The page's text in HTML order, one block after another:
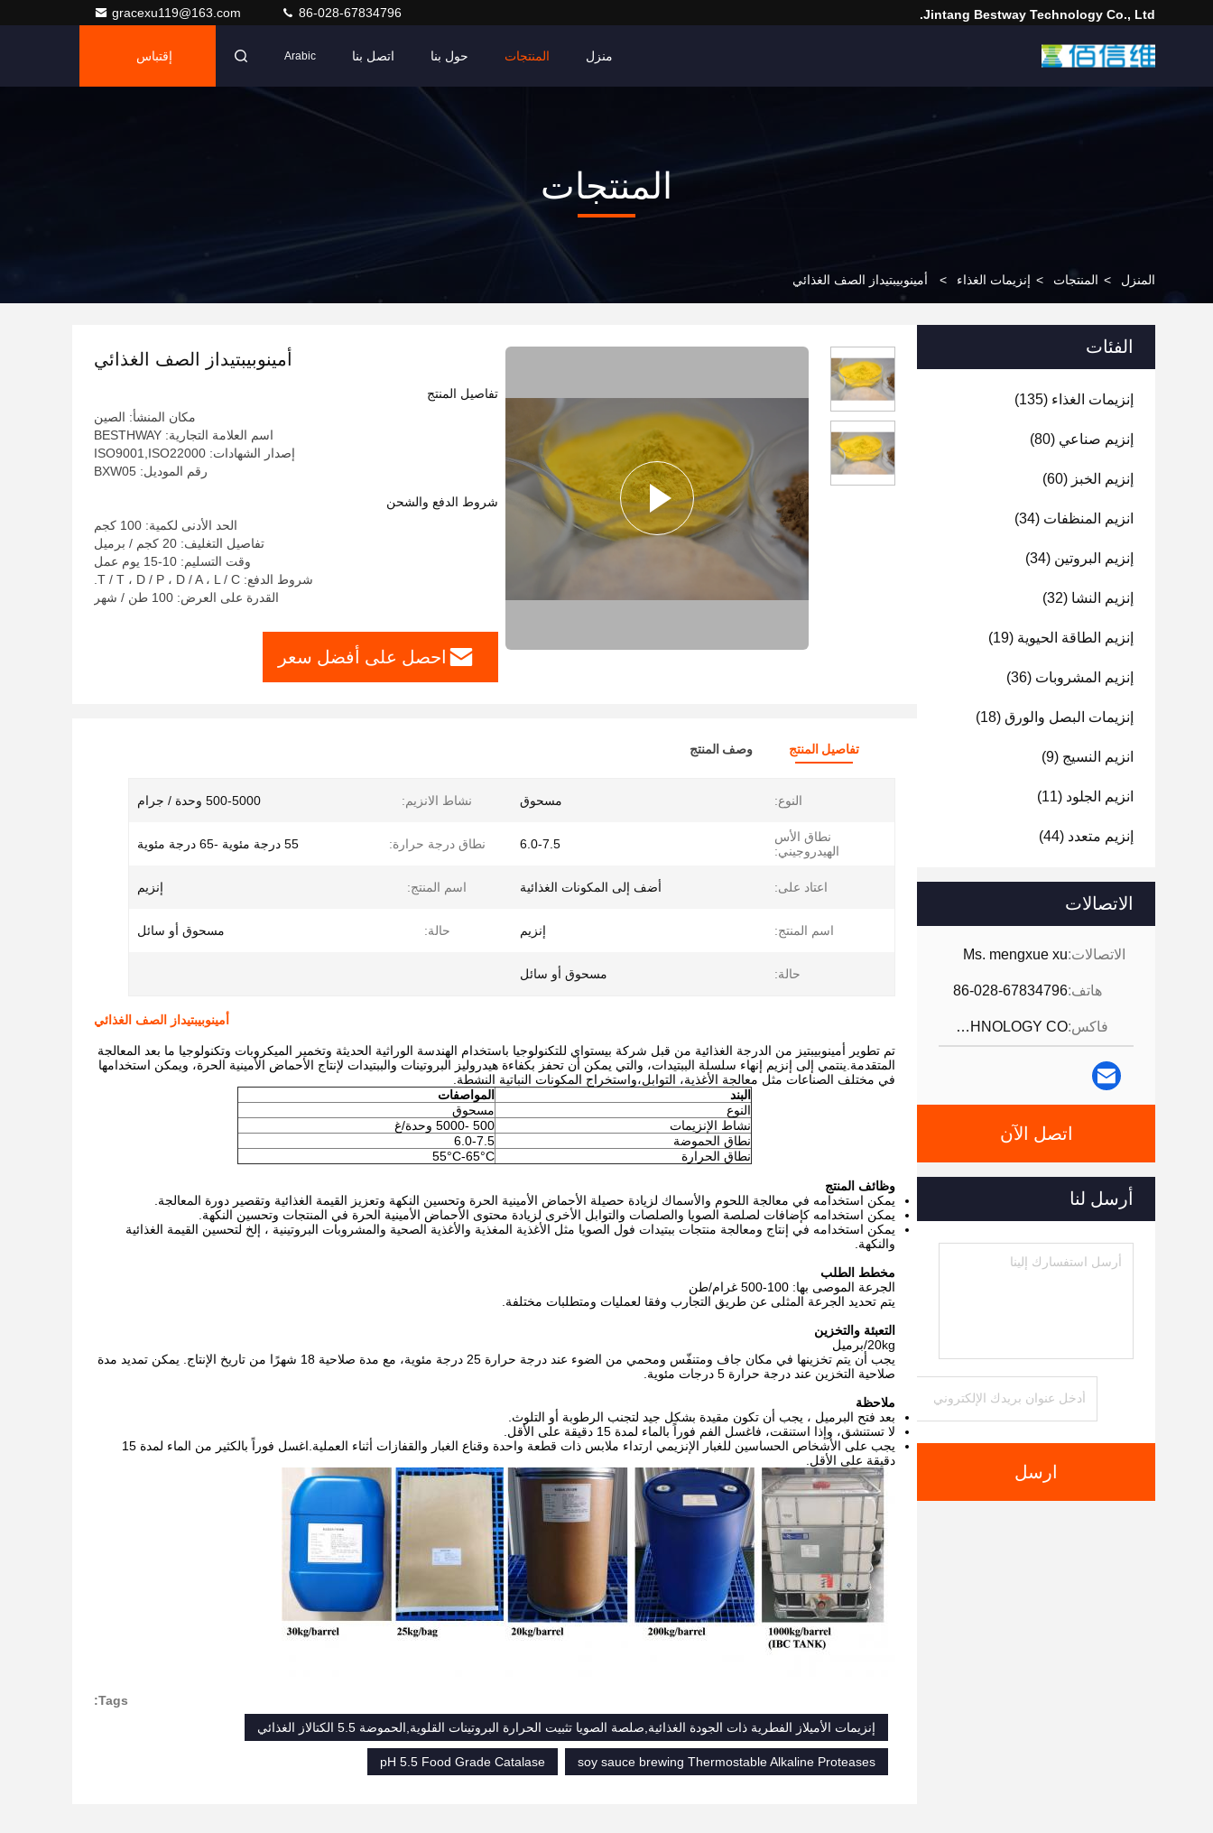
Jintang Bestway Technology Co., Ltd.
gracexu119@163.com 86-028-67834796
منزل المنتجات حول بنا اتصل بنا Arabic إقتباس
المنتجات
المنزل > المنتجات > إنزيمات الغذاء > أمينوبيبتيداز الصف الغذائي
الفئات
إنزيمات الغذاء (135)
إنزيم صناعي (80)
إنزيم الخبز (60)
انزيم المنظفات (34)
إنزيم البروتين (34)
إنزيم النشا (32)
إنزيم الطاقة الحيوية (19)
إنزيم المشروبات (36)
إنزيمات البصل والورق (18)
انزيم النسيج (9)
انزيم الجلود (11)
إنزيم متعدد (44)
الاتصالات
الاتصالات:Ms. mengxue xu
هاتف:86-028-67834796
فاكس: JINTANG BESTWAY TECHNOLOGY CO
اتصل الآن
أرسل لنا
ارسل
أمينوبيبتيداز الصف الغذائي
تفاصيل المنتج
مكان المنشأ: الصين
اسم العلامة التجارية: BESTHWAY
إصدار الشهادات: ISO9001,ISO22000
رقم الموديل: BXW05
شروط الدفع والشحن
الحد الأدنى لكمية: 100 كجم
تفاصيل التغليف: 20 كجم / برميل
وقت التسليم: 10-15 يوم عمل
شروط الدفع: T / T ، D / P ، D / A ، L / C.
القدرة على العرض: 100 طن / شهر
احصل على أفضل سعر
تفاصيل المنتج وصف المنتج
النوع: مسحوق نشاط الانزيم: 500-5000 وحدة / جرام
نطاق الأس
الهيدروجيني:
6.0-7.5 نطاق درجة حرارة: 55 درجة مئوية -65 درجة مئوية
اعتاد على: أضف إلى المكونات الغذائية اسم المنتج: إنزيم
اسم المنتج: إنزيم حالة: مسحوق أو سائل
حالة: مسحوق أو سائل
أمينوبيبتيداز الصف الغذائي
تم تطوير أمينوبيبتيز من الدرجة الغذائية من قبل شركة بيستواي للتكنولوجيا باستخدام الهندسة الوراثية الحديثة وتخمير الميكروبات وتكنولوجيا ما بعد المعالجة
المتقدمة.ينتمي إلى إنزيم إنهاء سلسلة الببتيدات، والتي يمكن أن تحفز بكفاءة هيدروليز البروتينات والببتيدات لإنتاج الأحماض الأمينية الحرة، ويمكن استخدامها
في مختلف الصناعات مثل معالجة الأغذية، التوابل،واستخراج المكونات النباتية النشطة.
البند
المواصفات
النوع
مسحوق
نشاط الإنزيمات
500 -5000 وحدة/غ
نطاق الحموضة
6.0-7.5
نطاق الحرارة
55°C-65°C
وظائف المنتج
يمكن استخدامه في معالجة اللحوم والأسماك لزيادة حصيلة الأحماض الأمينية الحرة وتحسين النكهة وتعزيز القيمة الغذائية وتقصير دورة المعالجة.
يمكن استخدامه كإضافات لصلصة الصويا والصلصات والتوابل الأخرى لزيادة محتوى الأحماض الأمينية الحرة في المنتجات وتحسين النكهة.
يمكن استخدامه في إنتاج ومعالجة منتجات ببتيدات فول الصويا مثل الأغذية المغذية والأغذية الصحية والمشروبات البروتينية ، إلخ لتحسين القيمة الغذائية
والنكهة.
مخطط الطلب
الجرعة الموصى بها: 100-500 غرام/طن
يتم تحديد الجرعة المثلى عن طريق التجارب وفقا لعمليات ومتطلبات مختلفة.
التعبئة والتخزين
20kg/برميل
يجب أن يتم تخزينها في مكان جاف ومتنفّس ومحمي من الضوء عند درجة حرارة 25 درجة مئوية، مع مدة صلاحية 18 شهرًا من تاريخ الإنتاج. يمكن تمديد مدة
صلاحية التخزين عند درجة حرارة 5 درجات مئوية.
ملاحظة
بعد فتح البرميل ، يجب أن تكون مقيدة بشكل جيد لتجنب الرطوبة أو التلوث.
لا تستنشق، وإذا استنقت، فاغسل الفم فوراً بالماء لمدة 15 دقيقة على الأقل.
يجب على الأشخاص الحساسين للغبار الإنزيمي ارتداء ملابس ذات قطعة واحدة وقناع الغبار والقفازات أثناء العملية.اغسل فوراً بالكثير من الماء لمدة 15
دقيقة على الأقل.
Tags:
إنزيمات الأميلاز الفطرية ذات الجودة الغذائية,صلصة الصويا تثبيت الحرارة البروتينات القلوية,الحموضة 5.5 الكتالاز الغذائي
soy sauce brewing Thermostable Alkaline Proteases
pH 5.5 Food Grade Catalase